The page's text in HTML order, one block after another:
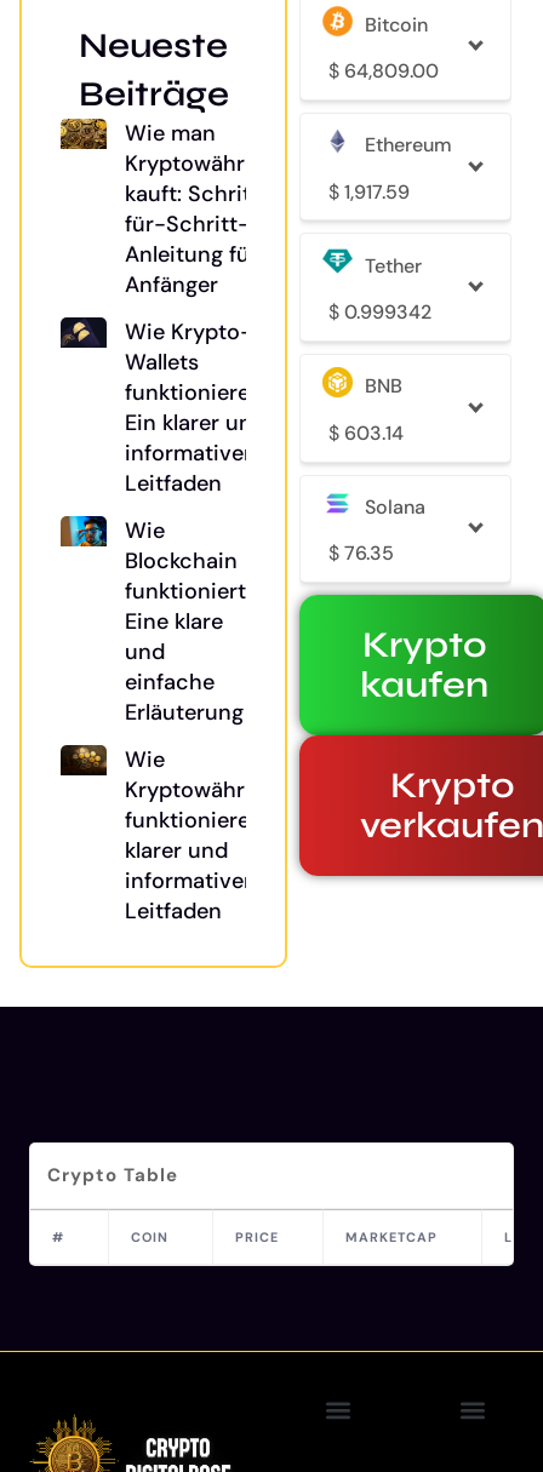
Neueste
Beiträge
Wie man
Kryptowährung
kauft: Schritt-
für-Schritt-
Anleitung für
Anfänger
Wie Krypto-
Wallets
funktionieren:
Ein klarer und
informativer
Leitfaden
Wie
Blockchain
funktioniert:
Eine klare
und
einfache
Erläuterung
Wie
Kryptowährungen
funktionieren: Ein
klarer und
informativer
Leitfaden
Bitcoin
$ 64,809.00
Ethereum
$ 1,917.59
Tether
$ 0.999342
BNB
$ 603.14
Solana
$ 76.35
Krypto
kaufen
Krypto
Crypto Table
# COIN PRICE MARKETCAP